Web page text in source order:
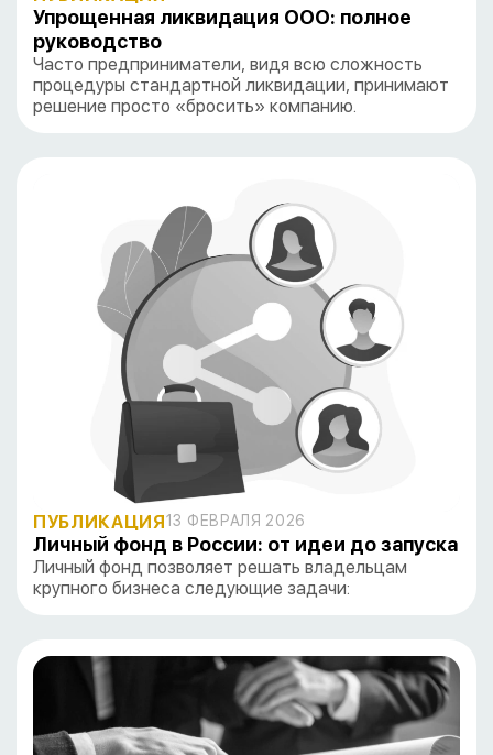
Упрощенная ликвидация ООО: полное
руководство
Часто предприниматели, видя всю сложность
процедуры стандартной ликвидации, принимают
решение просто «бросить» компанию.
ПУБЛИКАЦИЯ13 ФЕВРАЛЯ 2026
Личный фонд в России: от идеи до запуска
Личный фонд позволяет решать владельцам
крупного бизнеса следующие задачи: